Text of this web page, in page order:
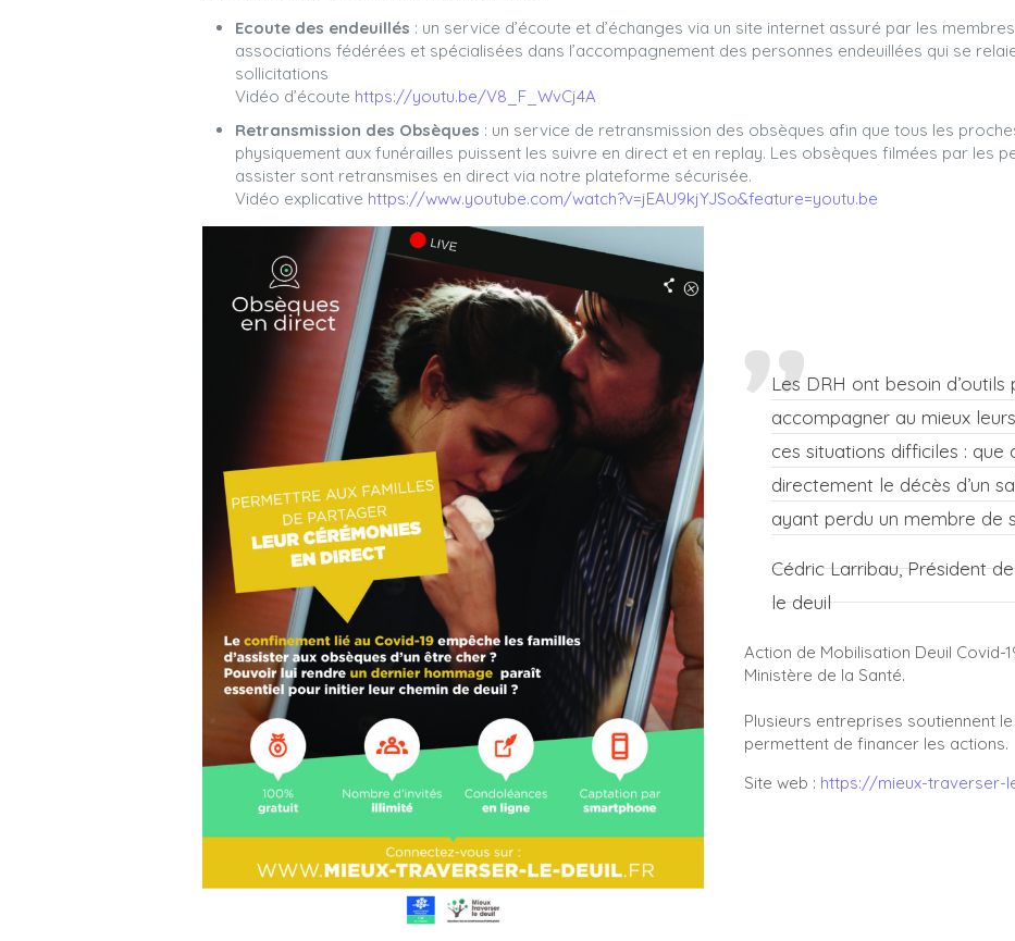
Ecoute des endeuillés : un service d’écoute et d’échanges via un site internet assuré par les
associations fédérées et spécialisées dans l’accompagnement des personnes endeuillées qui se
sollicitations
Vidéo d’écoute https://youtu.be/V8_F_WvCj4A
Retransmission des Obsèques : un service de retransmission des obsèques afin que tous les
physiquement aux funérailles puissent les suivre en direct et en replay. Les obsèques filmées par les
assister sont retransmises en direct via notre plateforme sécurisée.
Vidéo explicative https://www.youtube.com/watch?v=jEAU9kjYJSo&feature=youtu.be
Les DRH ont besoin d’outils
accompagner au mieux
ces situations difficiles : que
directement le décès d’un
ayant perdu un membre de
Cédric Larribau, Président
le deuil
Action de Mobilisation Deuil Covid-
Ministère de la Santé.
Plusieurs entreprises soutiennent
permettent de financer les actions.
Site web : https://mieux-traverser-